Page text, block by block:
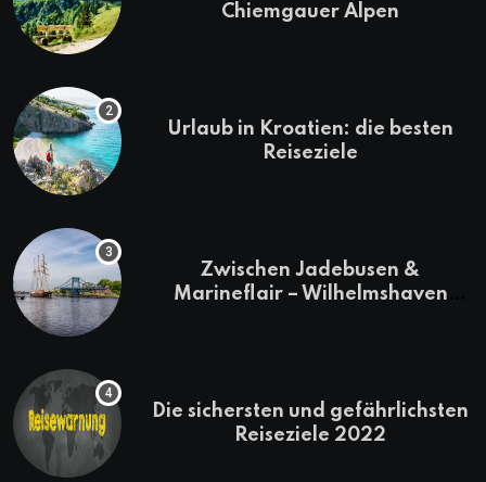
Chiemgauer Alpen
Urlaub in Kroatien: die besten
Reiseziele
Zwischen Jadebusen &
Marineflair – Wilhelmshaven
Die sichersten und gefährlichsten
Reiseziele 2022